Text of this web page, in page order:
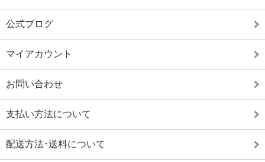
公式ブログ
マイアカウント
お問い合わせ
支払い方法について
配送方法･送料について